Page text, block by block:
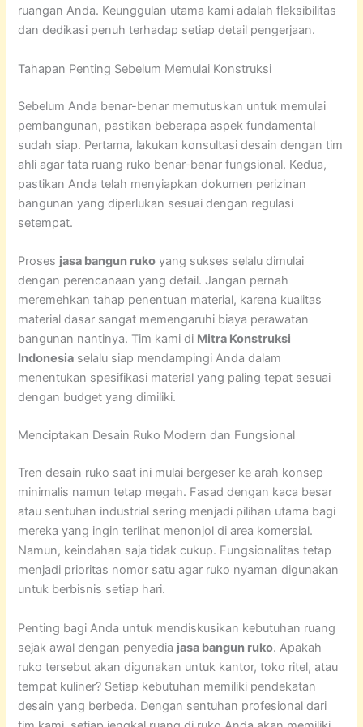
ruangan Anda. Keunggulan utama kami adalah fleksibilitas
dan dedikasi penuh terhadap setiap detail pengerjaan.
Tahapan Penting Sebelum Memulai Konstruksi
Sebelum Anda benar-benar memutuskan untuk memulai
pembangunan, pastikan beberapa aspek fundamental
sudah siap. Pertama, lakukan konsultasi desain dengan tim
ahli agar tata ruang ruko benar-benar fungsional. Kedua,
pastikan Anda telah menyiapkan dokumen perizinan
bangunan yang diperlukan sesuai dengan regulasi
setempat.
Proses jasa bangun ruko yang sukses selalu dimulai
dengan perencanaan yang detail. Jangan pernah
meremehkan tahap penentuan material, karena kualitas
material dasar sangat memengaruhi biaya perawatan
bangunan nantinya. Tim kami di Mitra Konstruksi
Indonesia selalu siap mendampingi Anda dalam
menentukan spesifikasi material yang paling tepat sesuai
dengan budget yang dimiliki.
Menciptakan Desain Ruko Modern dan Fungsional
Tren desain ruko saat ini mulai bergeser ke arah konsep
minimalis namun tetap megah. Fasad dengan kaca besar
atau sentuhan industrial sering menjadi pilihan utama bagi
mereka yang ingin terlihat menonjol di area komersial.
Namun, keindahan saja tidak cukup. Fungsionalitas tetap
menjadi prioritas nomor satu agar ruko nyaman digunakan
untuk berbisnis setiap hari.
Penting bagi Anda untuk mendiskusikan kebutuhan ruang
sejak awal dengan penyedia jasa bangun ruko. Apakah
ruko tersebut akan digunakan untuk kantor, toko ritel, atau
tempat kuliner? Setiap kebutuhan memiliki pendekatan
desain yang berbeda. Dengan sentuhan profesional dari